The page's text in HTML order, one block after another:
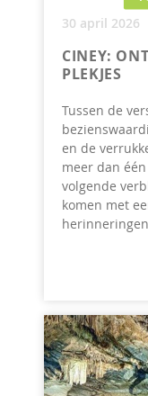
30 april 2026
CINEY:
PLEKJES
Tussen de
en de
meer dan
volgende
komen met